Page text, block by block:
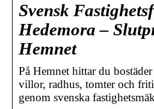
Svensk
Hedemora –
Hemnet
På Hemnet hittar du
villor, radhus, tomter och
genom svenska